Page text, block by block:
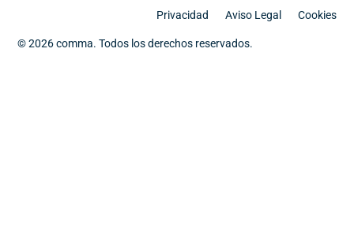
© 2026 comma. Todos los derechos reservados.
Privacidad Aviso Legal Cookies